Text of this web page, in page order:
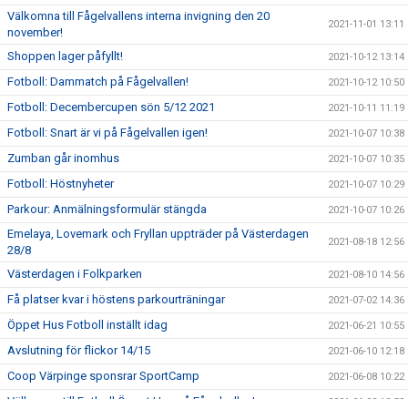
Välkomna till Fågelvallens interna invigning den 20
november!
2021-11-01 13:11
Shoppen lager påfyllt! 2021-10-12 13:14
Fotboll: Dammatch på Fågelvallen! 2021-10-12 10:50
Fotboll: Decembercupen sön 5/12 2021 2021-10-11 11:19
Fotboll: Snart är vi på Fågelvallen igen! 2021-10-07 10:38
Zumban går inomhus 2021-10-07 10:35
Fotboll: Höstnyheter 2021-10-07 10:29
Parkour: Anmälningsformulär stängda 2021-10-07 10:26
Emelaya, Lovemark och Fryllan uppträder på Västerdagen
28/8
2021-08-18 12:56
Västerdagen i Folkparken 2021-08-10 14:56
Få platser kvar i höstens parkourträningar 2021-07-02 14:36
Öppet Hus Fotboll inställt idag 2021-06-21 10:55
Avslutning för flickor 14/15 2021-06-10 12:18
Coop Värpinge sponsrar SportCamp 2021-06-08 10:22